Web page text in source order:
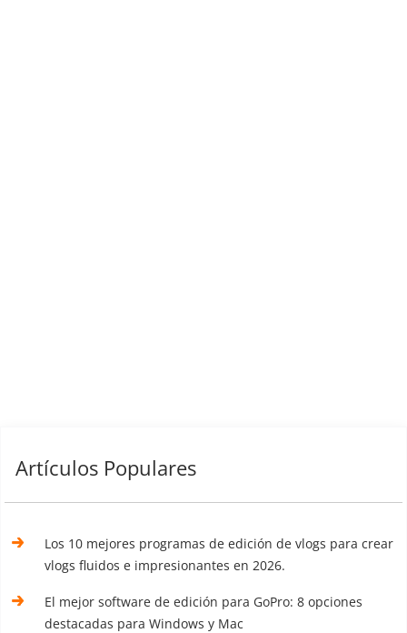
Artículos Populares
Los 10 mejores programas de edición de vlogs para crear
vlogs fluidos e impresionantes en 2026.
El mejor software de edición para GoPro: 8 opciones
destacadas para Windows y Mac